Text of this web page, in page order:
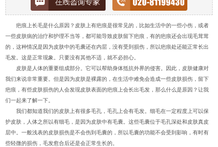
疤痕上长毛是什么原因？皮肤上有疤痕是很常见的，比如生活中的一些小伤，或者
一些皮肤病的治疗和护理不当等，都可能导致皮肤留下疤痕，有的疤痕还会出现毛茸茸
的，这种情况是因为皮肤中的毛囊还在内层，没有受到损伤，所以疤痕处还能正常长出
毛发。这是正常现象。只要没有其他不适，就不必担心。
皮肤是人体的重要组成部分。它可以帮助身体抵抗外界的侵害。因此，皮肤健康对
我们来说非常重要。但是因为皮肤是裸露的，在生活中难免会造成一些皮肤损伤，留下
疤痕，有些皮肤损伤的人会发现皮肤表面的疤痕上会长出毛发，那么什么是原因？让我
们一起来了解一下。
我们都知道我们的皮肤上有很多毛孔，毛孔上会有毛发。细毛在一定程度上可以保
护皮肤，人体之所以有细毛，是因为皮肤中有毛囊。这些毛囊位于毛孔深处和皮肤真皮
层中。一般浅表的皮肤损伤是不会伤到毛囊的，所以毛囊的功能不会受到影响，有时有
些轻微的损伤，毛发愈合后还是会正常生长的。